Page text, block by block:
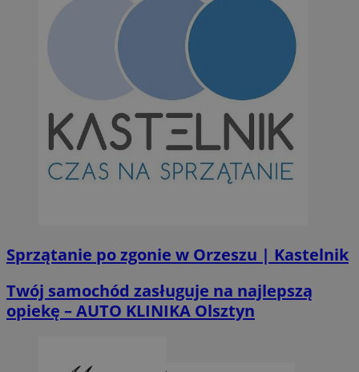
Sprzątanie po zgonie w Orzeszu | Kastelnik
Twój samochód zasługuje na najlepszą
opiekę – AUTO KLINIKA Olsztyn